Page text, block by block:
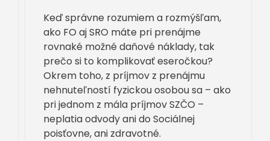
Keď správne rozumiem a rozmýšľam,
ako FO aj SRO máte pri prenájme
rovnaké možné daňové náklady, tak
prečo si to komplikovať eseročkou?
Okrem toho, z príjmov z prenájmu
nehnuteľností fyzickou osobou sa – ako
pri jednom z mála príjmov SZČO –
neplatia odvody ani do Sociálnej
poisťovne, ani zdravotné.